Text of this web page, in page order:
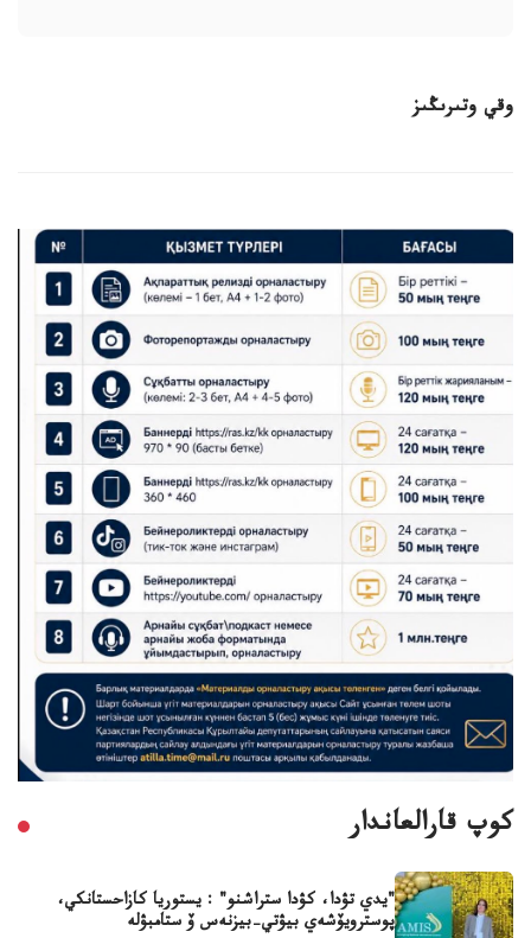
وقي وتىرىڭىز
كوپ قارالعاندار
"يدي تۋدا، كۋدا ستراشنو" : يستوريا كازاحستانكي،
پوسترويۆشەي بيۋتي-بيزنەس ۆ ستامبۋلە